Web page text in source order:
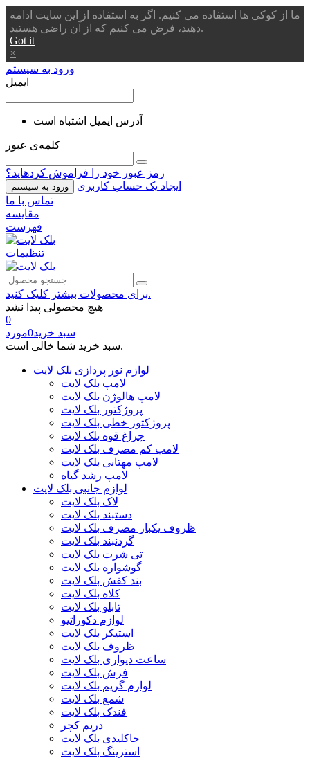
ما از کوکی ها استفاده می کنیم. اگر به استفاده از این سایت ادامه
دهید، فرض می کنیم که از آن راضی هستید.
Got it
×
ورود به سیستم
ایمیل
آدرس ایمیل اشتباه است
کلمه‌ی عبور
رمز عبور خود را فراموش کردهاید؟
ورود به سیستم
ایجاد یک حساب کاربری
تماس با ما
مقایسه
فهرست
تنظیمات
برای محصولات بیشتر کلیک کنید.
هیچ محصولی پیدا نشد
0
سبد خرید0مورد
سبد خرید شما خالی است.
لوازم نور پردازی بلک لایت
لامپ بلک لایت
لامپ هالوژن بلک لایت
پروژکتور بلک لایت
پروژکتور خطی بلک لایت
چراغ قوه بلک لایت
لامپ کم مصرف بلک لایت
لامپ مهتابی بلک لایت
لامپ رشد گیاه
لوازم جانبی بلک لایت
لاک بلک لایت
دستبند بلک لایت
ظروف یکبار مصرف بلک لایت
گردنبند بلک لایت
تی شرت بلک لایت
گوشواره بلک لایت
بند کفش بلک لایت
کلاه بلک لایت
تابلو بلک لایت
لوازم دکوراتیو
استیکر بلک لایت
ظروف بلک لایت
ساعت دیواری بلک لایت
فرش بلک لایت
لوازم گریم بلک لایت
شمع بلک لایت
فندک بلک لایت
دریم کچر
جاکلیدی بلک لایت
استرینگ بلک لایت